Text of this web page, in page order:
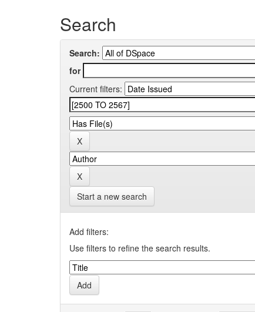
Search
Search:
for
Current filters:
Start a new search
Add filters:
Use filters to refine the search results.